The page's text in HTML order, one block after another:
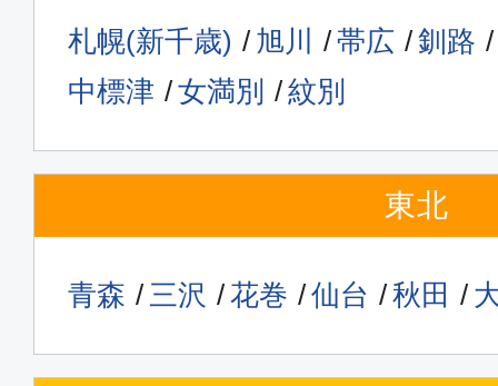
ANA585 09:15
ファースト
松山
クラスJ
札幌(新千歳) 旭川 帯広
釧路
中標津
女満別 紋別
東北
青森 三沢 花巻 仙台 秋田